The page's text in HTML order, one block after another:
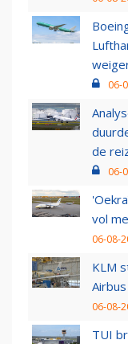
06-
de
06-
vol
06-08-
KLM
06-08-
TUI